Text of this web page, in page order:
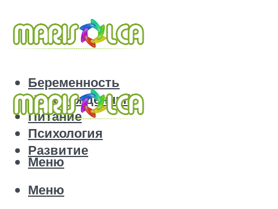
Беременность
Новорожденный
Питание
Психология
Развитие
Меню
Меню